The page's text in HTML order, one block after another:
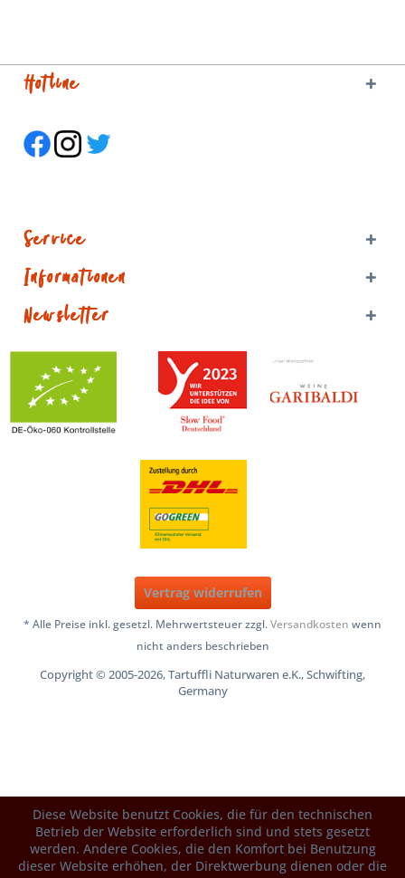
Hotline
Service
Informationen
Newsletter
Vertrag widerrufen
* Alle Preise inkl. gesetzl. Mehrwertsteuer zzgl.Versandkosten wenn
nicht anders beschrieben
Copyright © 2005-2026, Tartuffli Naturwaren e.K., Schwifting,
Germany
Diese Website benutzt Cookies, die für den technischen
Betrieb der Website erforderlich sind und stets gesetzt
werden. Andere Cookies, die den Komfort bei Benutzung
dieser Website erhöhen, der Direktwerbung dienen oder die